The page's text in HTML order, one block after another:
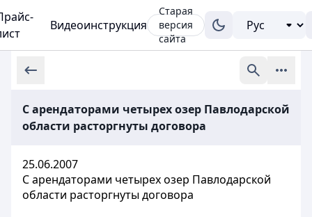
Видеоинструкция
Старая
версия
сайта
С арендаторами четырех озер Павлодарской
области расторгнуты договора
25.06.2007
С арендаторами четырех озер Павлодарской
области расторгнуты договора